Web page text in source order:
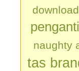
naughty
tas